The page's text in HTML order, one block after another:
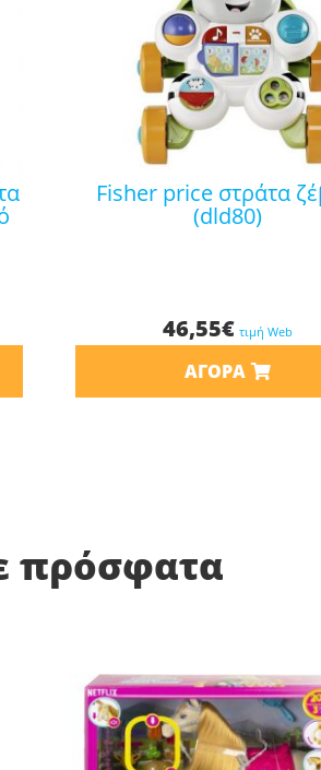
fisher price στράτα ζέβρα
(dld80)
46,55€ τιμή Web
ΑΓΟΡΆ
πρόσφατα